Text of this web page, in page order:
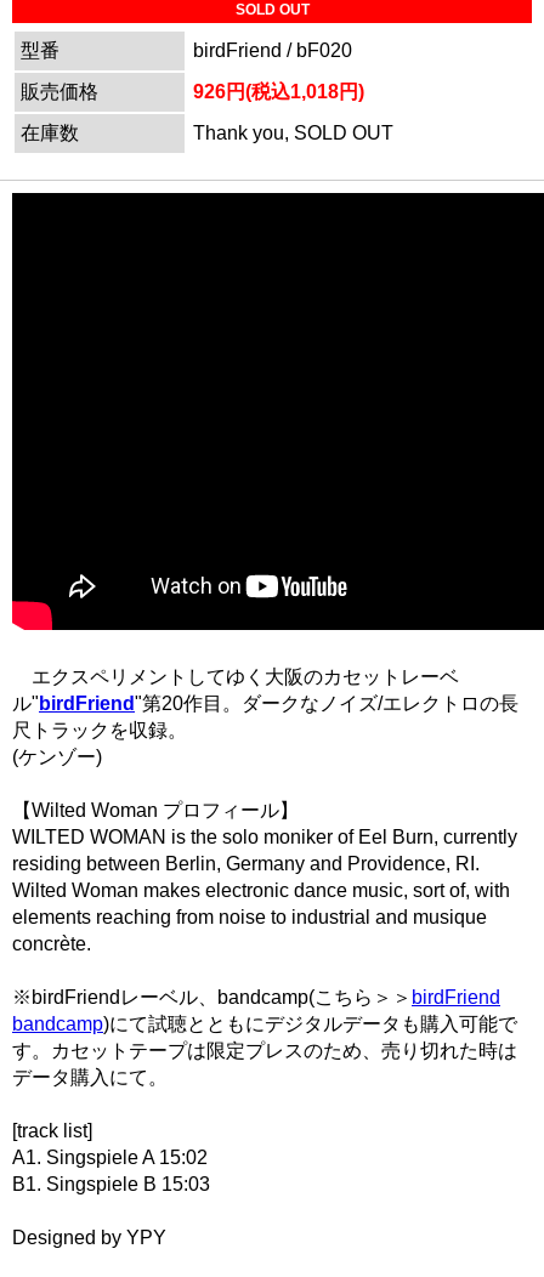
SOLD OUT
型番
birdFriend / bF020
販売価格
926円(税込1,018円)
在庫数
Thank you, SOLD OUT
エクスペリメントしてゆく大阪のカセットレーベ
ル" birdFriend"第20作目。ダークなノイズ/エレクトロの長
尺トラックを収録。
(ケンゾー)
【Wilted Woman プロフィール】
WILTED WOMAN is the solo moniker of Eel Burn, currently
residing between Berlin, Germany and Providence, RI.
Wilted Woman makes electronic dance music, sort of, with
elements reaching from noise to industrial and musique
concrète.
※birdFriendレーベル、bandcamp(こちら＞＞ birdFriend
bandcamp)にて試聴とともにデジタルデータも購入可能で
す。カセットテープは限定プレスのため、売り切れた時は
データ購入にて。
[track list]
A1. Singspiele A 15:02
B1. Singspiele B 15:03
Designed by YPY